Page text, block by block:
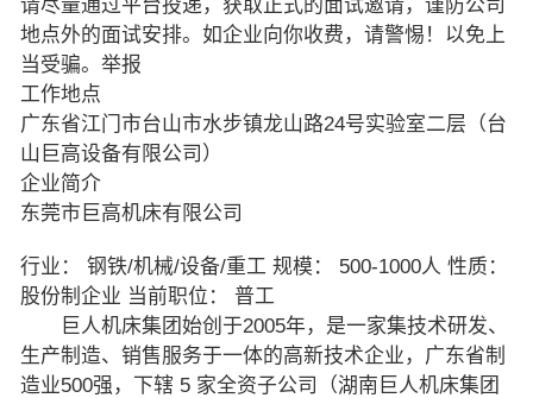
请尽量通过平台投递，获取正式的面试邀请，谨防公司
地点外的面试安排。如企业向你收费，请警惕！以免上
当受骗。举报
工作地点
广东省江门市台山市水步镇龙山路24号实验室二层（台
山巨高设备有限公司）
企业简介
东莞市巨高机床有限公司
行业： 钢铁/机械/设备/重工 规模： 500-1000人 性质：
股份制企业 当前职位： 普工
巨人机床集团始创于2005年，是一家集技术研发、
生产制造、销售服务于一体的高新技术企业，广东省制
造业500强，下辖 5 家全资子公司（湖南巨人机床集团